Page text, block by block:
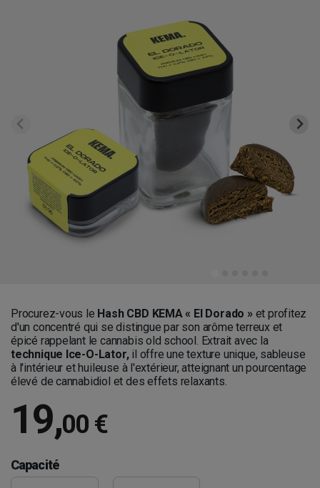
Procurez-vous le Hash CBD KEMA « El Dorado »et profitez
d'un concentré qui se distingue par son arôme terreux et
épicé rappelant le cannabis old school. Extrait avec la
technique Ice-O-Lator,il offre une texture unique, sableuse
à l'intérieur et huileuse à l'extérieur, atteignant un pourcentage
élevé de cannabidiol et des effets relaxants.
19,00 €
Capacité